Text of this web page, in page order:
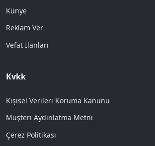
Künye
Reklam Ver
Vefat İlanları
Kvkk
Kişisel Verileri Koruma Kanunu
Müşteri Aydınlatma Metni
Çerez Politikası